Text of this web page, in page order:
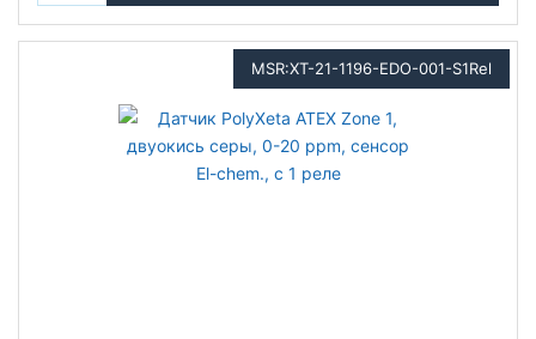
MSR:XT-21-1196-EDO-001-S1Rel